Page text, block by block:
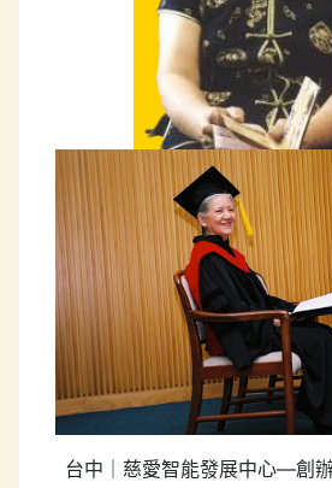
台中｜慈愛智能發展中心—創